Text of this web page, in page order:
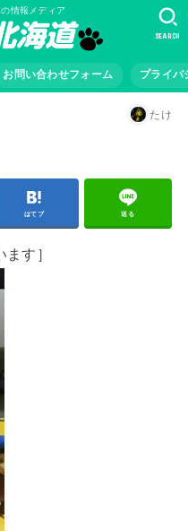
情報メディア
お問い合わせフォーム プライバ
SEARCH
たけ
はてブ 送る
す］